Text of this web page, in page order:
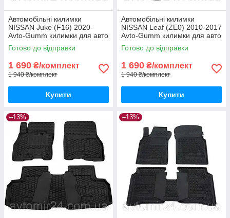
Автомобільні килимки
NISSAN Juke (F16) 2020-
Avto-Gumm килимки для авто
НІССАН Жук (Ф16) 2020-
Автогум
Готово до відправки
1 690 ₴/комплект
1 940 ₴/комплект
Купити
Автомобільні килимки
NISSAN Leaf (ZE0) 2010-2017
Avto-Gumm килимки для авто
НІССАН Ліф (ЗЕ0) 2010-2017
Автогум
Готово до відправки
1 690 ₴/комплект
1 940 ₴/комплект
Купити
–13% –13%